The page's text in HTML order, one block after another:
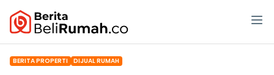
BERITA PROPERTI DIJUAL RUMAH